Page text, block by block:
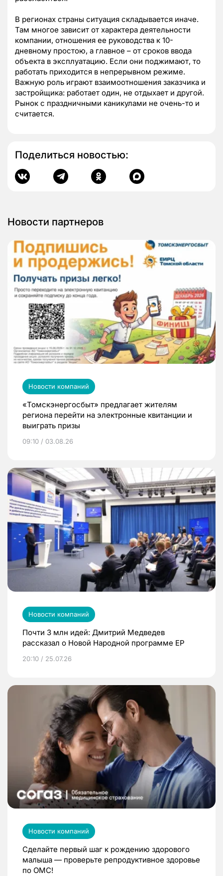
В регионах страны ситуация складывается иначе.
Там многое зависит от характера деятельности
компании, отношения ее руководства к 10-
дневному простою, а главное – от сроков ввода
объекта в эксплуатацию. Если они поджимают, то
работать приходится в непрерывном режиме.
Важную роль играют взаимоотношения заказчика и
застройщика: работает один, не отдыхает и другой.
Рынок с праздничными каникулами не очень-то и
считается.
Поделиться новостью:
Новости партнеров
Новости компаний
«Томскэнергосбыт» предлагает жителям
региона перейти на электронные квитанции и
выиграть призы
09:10 / 03.08.26
Новости компаний
Почти 3 млн идей: Дмитрий Медведев
рассказал о Новой Народной программе ЕР
20:10 / 25.07.26
Новости компаний
Сделайте первый шаг к рождению здорового
малыша — проверьте репродуктивное здоровье
по ОМС!